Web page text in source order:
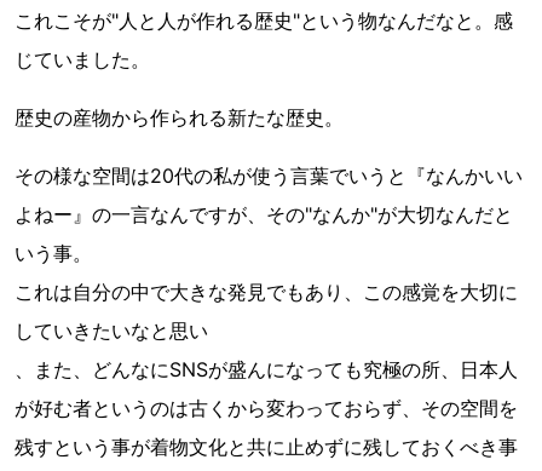
これこそが"人と人が作れる歴史"という物なんだなと。感
じていました。
歴史の産物から作られる新たな歴史。
その様な空間は20代の私が使う言葉でいうと『なんかいい
よねー』の一言なんですが、その"なんか"が大切なんだと
いう事。
これは自分の中で大きな発見でもあり、この感覚を大切に
していきたいなと思い
、また、どんなにSNSが盛んになっても究極の所、日本人
が好む者というのは古くから変わっておらず、その空間を
残すという事が着物文化と共に止めずに残しておくべき事